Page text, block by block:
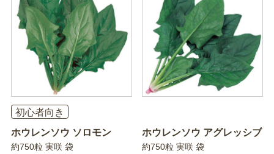
初心者向き
ホウレンソウ ソロモン
約750粒 実咲 袋
ホウレンソウ アグレッシブ
約750粒 実咲 袋